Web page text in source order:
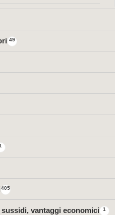
49
405
1
vantaggi economici